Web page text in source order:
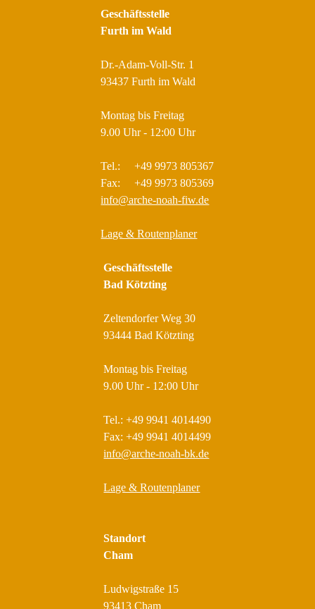
Geschäftsstelle
Furth im Wald
Dr.-Adam-Voll-Str. 1
93437 Furth im Wald
Montag bis Freitag
9.00 Uhr - 12:00 Uhr
Tel.: +49 9973 805367
Fax: +49 9973 805369
info@arche-noah-fiw.de
Lage & Routenplaner
Geschäftsstelle
Bad Kötzting
Zeltendorfer Weg 30
93444 Bad Kötzting
Montag bis Freitag
9.00 Uhr - 12:00 Uhr
Tel.: +49 9941 4014490
Fax: +49 9941 4014499
info@arche-noah-bk.de
Lage & Routenplaner
Standort
Cham
Ludwigstraße 15
93413 Cham